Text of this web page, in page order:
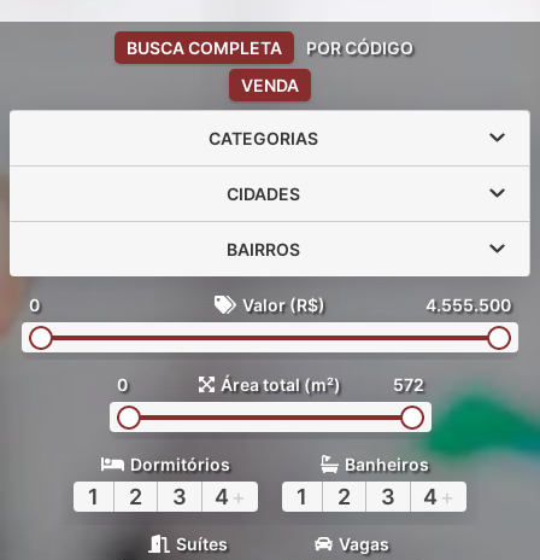
VENDA
BUSCA COMPLETA POR CÓDIGO
CATEGORIAS
CIDADES
BAIRROS
0 Valor (R$) 4.555.500
0 Área total (m²) 572
Dormitórios
1 2 3 4 +
Banheiros
1 2 3 4 +
Suítes Vagas